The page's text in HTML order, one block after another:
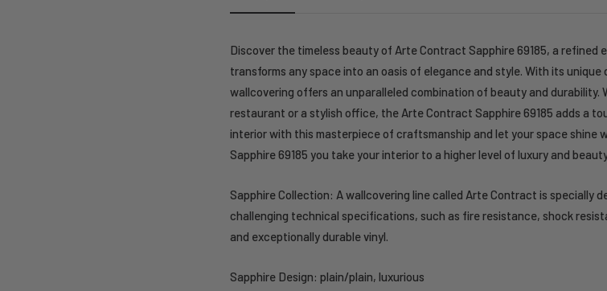
Discover the timeless beauty of Arte Contract Sapphire 69185, a refined
transforms any space into an oasis of elegance and style. With its
wallcovering offers an unparalleled combination of beauty and durability.
restaurant or a stylish office, the Arte Contract Sapphire 69185 adds a
interior with this masterpiece of craftsmanship and let your space shine
Sapphire 69185 you take your interior to a higher level of luxury and
Sapphire Collection: A wallcovering line called Arte Contract is specially
challenging technical specifications, such as fire resistance, shock
and exceptionally durable vinyl.
Sapphire Design: plain/plain, luxurious